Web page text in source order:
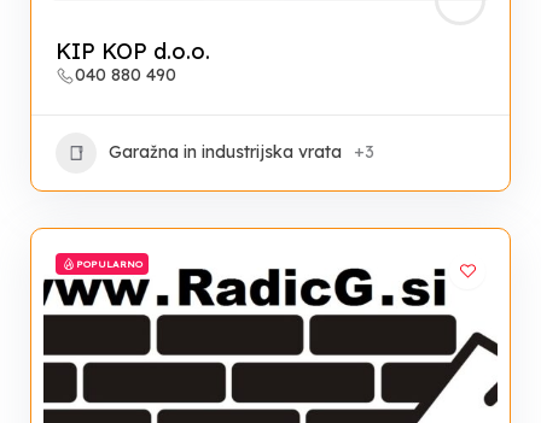
KIP KOP d.o.o.
040 880 490
Garažna in industrijska vrata +3
POPULARNO